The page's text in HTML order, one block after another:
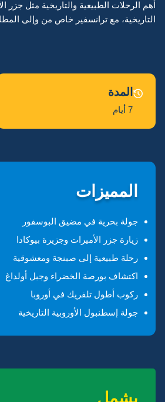
أهم الرحلات الطبيعية والتاريخية مثل
التاريخية، مع ترانسفير خاص من وإلى
المدة
7 أيام
المميزات
جولة بحرية في مضيق البوسفور
زيارة جزر الأميرات وجزيرة بيوكادا
رحلة طبيعية إلى صبنجة ومعشوقية
اكتشاف بورصة الخضراء وجبل أولداغ
ركوب أطول تلفريك في أوروبا
جولة إسطنبول الأوروبية التاريخية
يشمل